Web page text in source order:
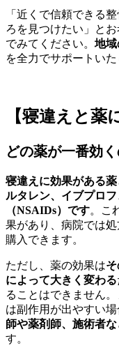
「近くで信頼できる
ろを見つけたい」と
でみてください。 地
を全力でサポートいた
【寝違えと薬
どの薬が一番効く
寝違えに効果がある
ルタレン、イブプロ
（NSAIDs）です。こ
果があり、病院では
購入できます。
ただし、薬の効果は
によって大きく変わる
ることはできません。
は副作用が出やすい
師や薬剤師、施術者
す。